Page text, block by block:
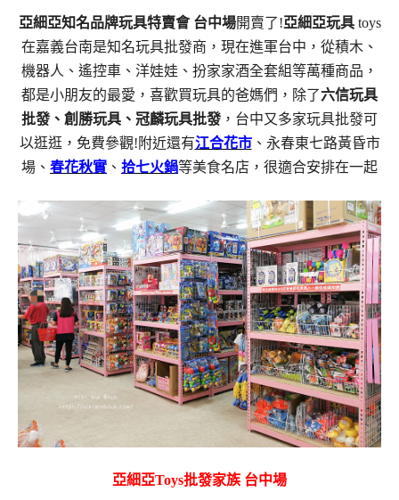
亞細亞知名品牌玩具特賣會 台中場開賣了!亞細亞玩具 toys
在嘉義台南是知名玩具批發商，現在進軍台中，從積木、
機器人、遙控車、洋娃娃、扮家家酒全套組等萬種商品，
都是小朋友的最愛，喜歡買玩具的爸媽們，除了六信玩具
批發、創勝玩具、冠麟玩具批發 ，台中又多家玩具批發可
以逛逛，免費參觀!附近還有江合花市、永春東七路黃昏市
場、 春花秋實 、 拾七火鍋等美食名店，很適合安排在一起
亞細亞Toys批發家族 台中場